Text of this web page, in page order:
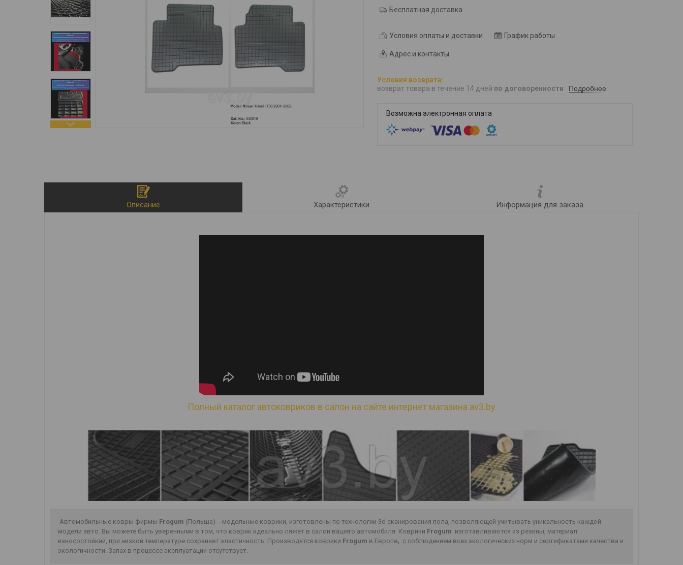
Бесплатная доставка
Условия оплаты и доставки График работы
Адрес и контакты
возврат товара в течение 14 дней по договоренности Подробнее
Описание Характеристики Информация для заказа
Полный каталог автоковриков в салон на сайте интернет магазина av3.by
Автомобильные ковры фирмы Frogum (Польша) - модельные коврики, изготовлены по технологии 3d сканирования пола, позволяющей учитывать уникальность каждой
модели авто. Вы можете быть уверенными в том, что коврик идеально ляжет в салон вашего автомобиля. Коврики Frogum изготавливаются из резины, материал
износостойкий, при низкой температуре сохраняет эластичность. Производятся коврики Frogum в Европе, с соблюдением всех экологических норм и сертификатами качества и
экологичности. Запах в процессе эксплуатации отсутствует.